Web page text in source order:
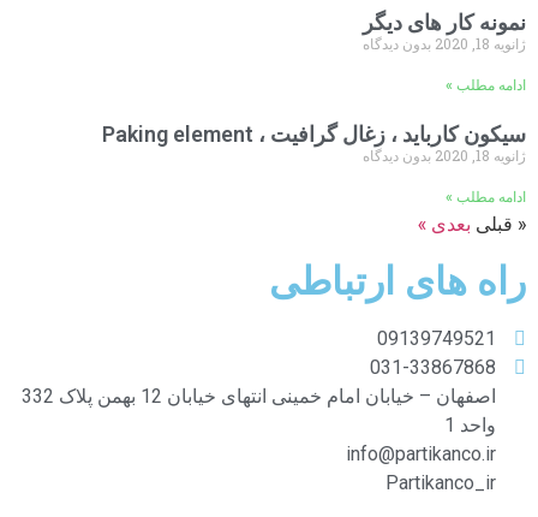
نمونه کار های دیگر
ژانویه 18, 2020 بدون دیدگاه
ادامه مطلب »
سیکون کارباید ، زغال گرافیت ، Paking element
ژانویه 18, 2020 بدون دیدگاه
ادامه مطلب »
« قبلی بعدی »
راه های ارتباطی
09139749521
031-33867868
اصفهان – خیابان امام خمینی انتهای خیابان 12 بهمن پلاک 332
واحد 1
info@partikanco.ir
Partikanco_ir